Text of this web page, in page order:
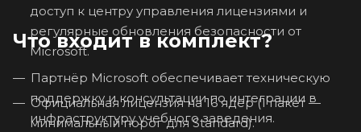
доступ к центру управления лицензиями и
регулярные обновления безопасности от
Microsoft.
Партнёр Microsoft обеспечивает техническую
поддержку и консультации по интеграции в
инфраструктуру учебного заведения.
Что входит в комплект?
Официальная лицензия на 16 ядер (1 пакет —
минимальный порог для Standard).